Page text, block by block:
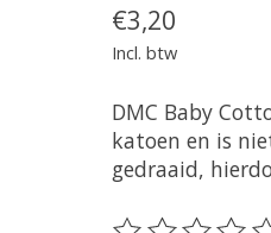
€3,20
Incl. btw
DMC Baby
katoen en is
gedraaid,